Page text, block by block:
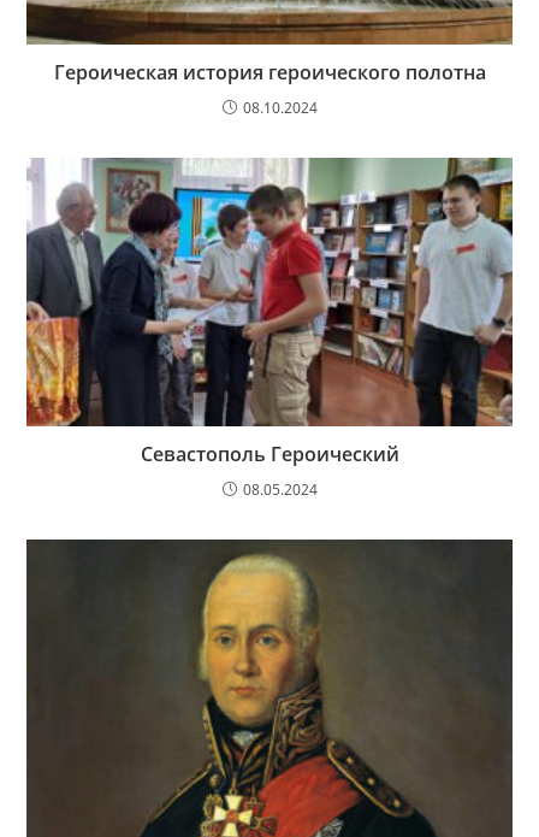
Героическая история героического полотна
08.10.2024
Севастополь Героический
08.05.2024